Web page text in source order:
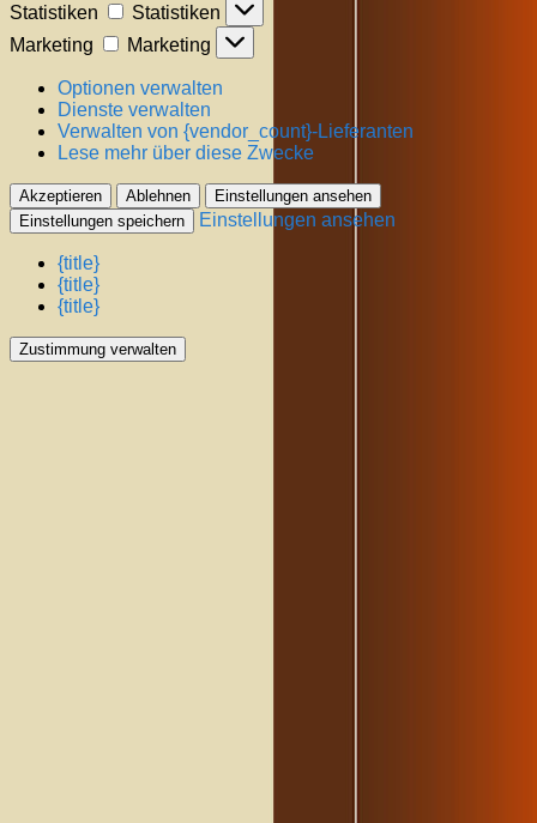
Statistiken
Statistiken
Marketing
Marketing
Optionen verwalten
Dienste verwalten
Verwalten von {vendor_count}-Lieferanten
Lese mehr über diese Zwecke
Akzeptieren Ablehnen
Einstellungen ansehen
Einstellungen speichern
Einstellungen ansehen
{title}
{title}
{title}
Zustimmung verwalten